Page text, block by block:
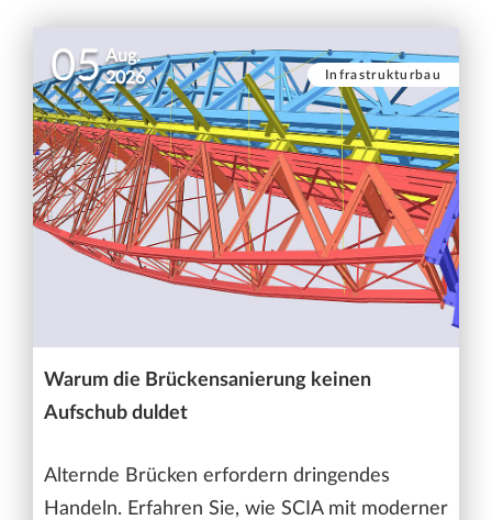
05 Aug.
2026
Infrastrukturbau
Warum die Brückensanierung keinen
Aufschub duldet
Alternde Brücken erfordern dringendes
Handeln. Erfahren Sie, wie SCIA mit moderner